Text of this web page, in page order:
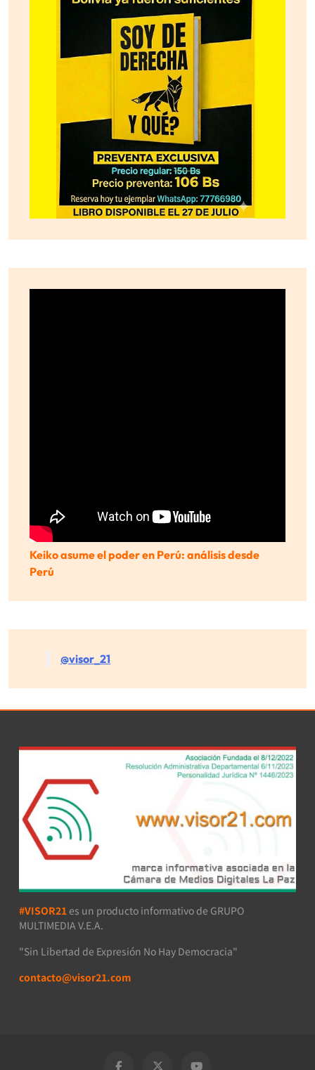
Keiko asume el poder en Perú: análisis desde
Perú
@visor_21
#VISOR21 es un producto informativo de GRUPO
MULTIMEDIA V.E.A.
"Sin Libertad de Expresión No Hay Democracia"
contacto@visor21.com